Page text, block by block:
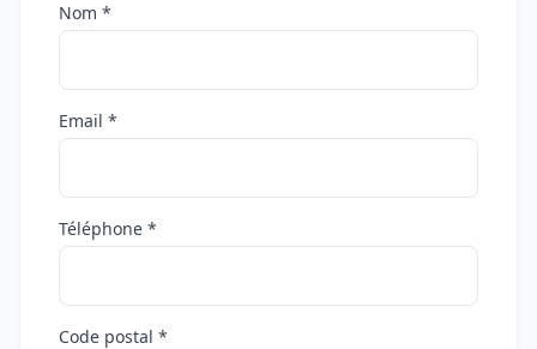
Nom *
Email *
Téléphone *
Code postal *